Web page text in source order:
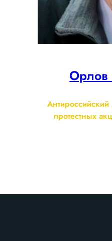
Орлов
Антироссийский
протестных